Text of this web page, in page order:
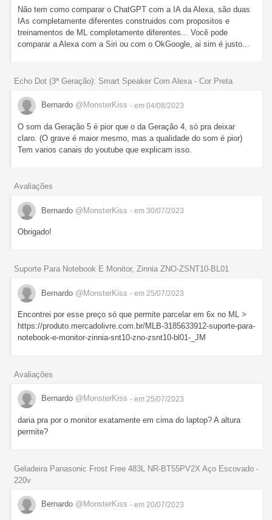
Não tem como comparar o ChatGPT com a IA da Alexa, são duas
IAs completamente diferentes construidos com propositos e
treinamentos de ML completamente diferentes... Você pode
comparar a Alexa com a Siri ou com o OkGoogle, ai sim é justo...
Echo Dot (3ª Geração): Smart Speaker Com Alexa - Cor Preta
Bernardo @MonsterKiss - em 04/08/2023
O som da Geração 5 é pior que o da Geração 4, só pra deixar
claro. (O grave é maior mesmo, mas a qualidade do som é pior)
Tem varios canais do youtube que explicam isso.
Avaliações
Bernardo @MonsterKiss - em 30/07/2023
Obrigado!
Suporte Para Notebook E Monitor, Zinnia ZNO-ZSNT10-BL01
Bernardo @MonsterKiss - em 25/07/2023
Encontrei por esse preço só que permite parcelar em 6x no ML >
https://produto.mercadolivre.com.br/MLB-3185633912-suporte-para-
notebook-e-monitor-zinnia-snt10-zno-zsnt10-bl01-_JM
Avaliações
Bernardo @MonsterKiss - em 25/07/2023
daria pra por o monitor exatamente em cima do laptop? A altura
permite?
Geladeira Panasonic Frost Free 483L NR-BT55PV2X Aço Escovado -
220v
Bernardo @MonsterKiss - em 20/07/2023